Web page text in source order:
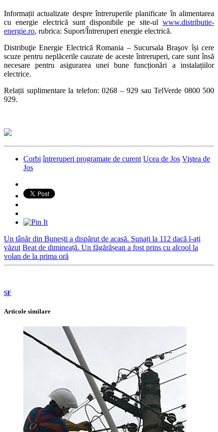
Informații actualizate despre întreruperile planificate în alimentarea
cu energie electrică sunt disponibile pe site-ul www.distributie-
energie.ro, rubrica: Suport/Întreruperi energie electrică.
Distribuţie Energie Electrică Romania – Sucursala Braşov își cere
scuze pentru neplăcerile cauzate de aceste întreruperi, care sunt însă
necesare pentru asigurarea unei bune funcționări a instalațiilor
electrice.
Relații suplimentare la telefon: 0268 – 929 sau TelVerde 0800 500
929.
Corbi întreruperi programate de curent Ucea de Jos Viştea de
Jos
Un tânăr din Bunești a dispărut de acasă. Sunați la 112 dacă l-ați
văzut Beat de dimineață. Un făgărășean a fost prins cu alcool la
volan de la prima oră
SF
Articole similare